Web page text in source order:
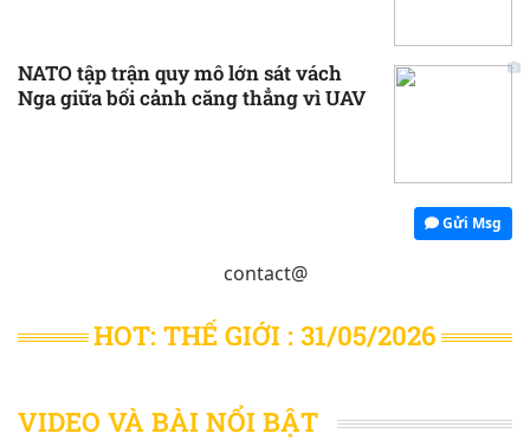
NATO tập trận quy mô lớn sát vách
Nga giữa bối cảnh căng thẳng vì UAV
Gửi Msg
contact@
HOT: THẾ GIỚI : 31/05/2026
VIDEO VÀ BÀI NỔI BẬT